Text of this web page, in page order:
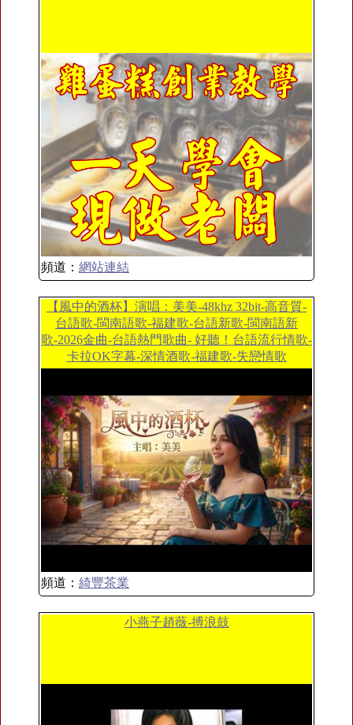
頻道： 網站連結
【風中的酒杯】演唱：美美-48khz 32bit-高音質-
台語歌-閩南語歌-福建歌-台語新歌-閩南語新
歌-2026金曲-台語熱門歌曲- 好聽！台語流行情歌-
卡拉OK字幕-深情酒歌-福建歌-失戀情歌
頻道： 綺豐茶業
小燕子趙薇-搏浪鼓